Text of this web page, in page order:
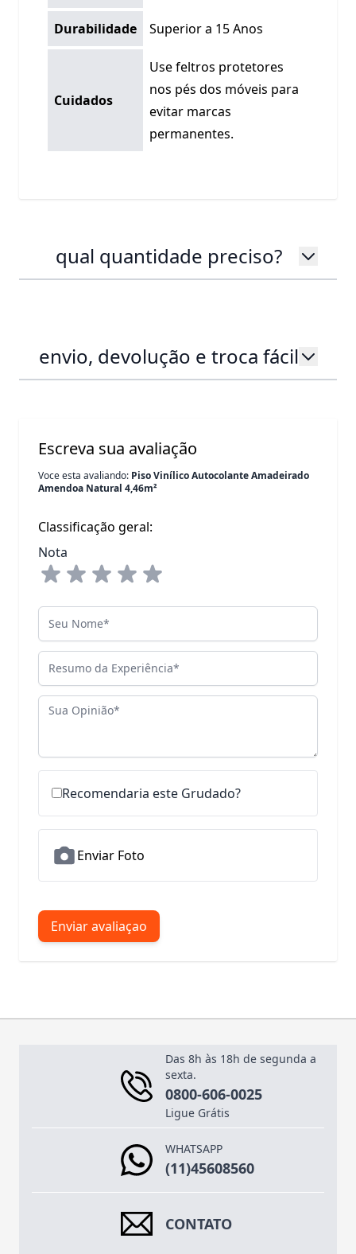
Durabilidade Superior a 15 Anos
Cuidados
Use feltros protetores
nos pés dos móveis para
evitar marcas
permanentes.
qual quantidade preciso?
envio, devolução e troca fácil
Escreva sua avaliação
Voce esta avaliando: Piso Vinílico Autocolante Amadeirado
Amendoa Natural 4,46m²
Classificação geral:
Nota
Seu Nome
Resumo da Experiência
Sua Opinião
Recomendaria este Grudado?
Enviar Foto
Enviar avaliaçao
Das 8h às 18h de segunda a
sexta.
0800-606-0025
Ligue Grátis
WHATSAPP
(11)45608560
CONTATO